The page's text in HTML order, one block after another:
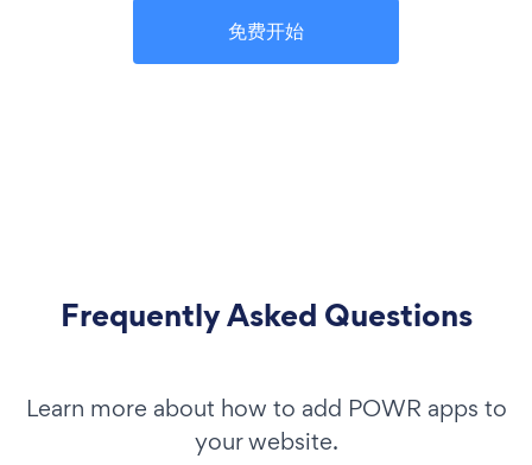
免费开始
Frequently Asked Questions
Learn more about how to add POWR apps to
your website.